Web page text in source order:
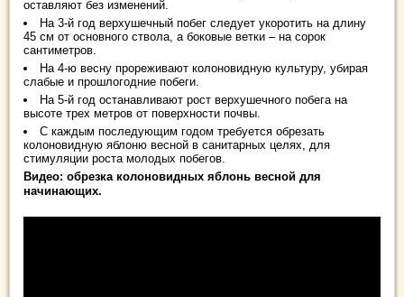
оставляют без изменений.
На 3-й год верхушечный побег следует укоротить на длину
45 см от основного ствола, а боковые ветки – на сорок
сантиметров.
На 4-ю весну прореживают колоновидную культуру, убирая
слабые и прошлогодние побеги.
На 5-й год останавливают рост верхушечного побега на
высоте трех метров от поверхности почвы.
С каждым последующим годом требуется обрезать
колоновидную яблоню весной в санитарных целях, для
стимуляции роста молодых побегов.
Видео: обрезка колоновидных яблонь весной для
начинающих.